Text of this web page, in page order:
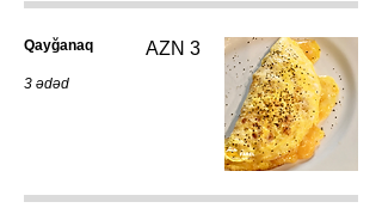
Qayğanaq
3 ədəd
AZN 3